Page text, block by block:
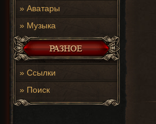
» Аватары
» Музыка
» Ссылки
» Поиск